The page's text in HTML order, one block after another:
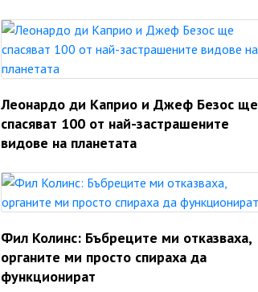
Леонардо ди Каприо и Джеф Безос ще
спасяват 100 от най-застрашените
видове на планетата
Фил Колинс: Бъбреците ми отказваха,
органите ми просто спираха да
функционират